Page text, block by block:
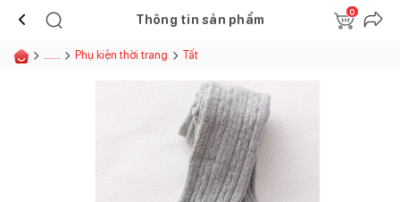
Thông tin sản phẩm
0
...... Phụ kiện thời trang Tất